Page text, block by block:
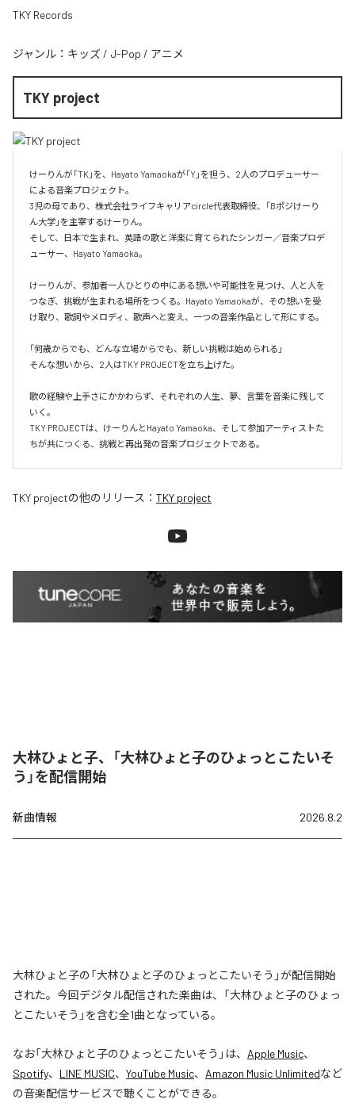
TKY Records
ジャンル： キッズ / J-Pop / アニメ
TKY project
けーりんが「TK」を、Hayato Yamaokaが「Y」を担う、2人のプロデューサー
による音楽プロジェクト。
3児の母であり、株式会社ライフキャリアcircle代表取締役、「Bポジけーり
ん大学」を主宰するけーりん。
そして、日本で生まれ、英語の歌と洋楽に育てられたシンガー／音楽プロデ
ューサー、Hayato Yamaoka。
けーりんが、参加者一人ひとりの中にある想いや可能性を見つけ、人と人を
つなぎ、挑戦が生まれる場所をつくる。Hayato Yamaokaが、その想いを受
け取り、歌詞やメロディ、歌声へと変え、一つの音楽作品として形にする。
「何歳からでも、どんな立場からでも、新しい挑戦は始められる」
そんな想いから、2人はTKY PROJECTを立ち上げた。
歌の経験や上手さにかかわらず、それぞれの人生、夢、言葉を音楽に残して
いく。
TKY PROJECTは、けーりんとHayato Yamaoka、そして参加アーティストた
ちが共につくる、挑戦と再出発の音楽プロジェクトである。
TKY projectの他のリリース： TKY project
大林ひょと子、「大林ひょと子のひょっとこたいそ
う」を配信開始
新曲情報 2026.8.2
大林ひょと子の「大林ひょと子のひょっとこたいそう」が配信開始
された。今回デジタル配信された楽曲は、「大林ひょと子のひょっ
とこたいそう」を含む全1曲となっている。
なお「大林ひょと子のひょっとこたいそう 」は、 Apple Music、
Spotify、 LINE MUSIC、 YouTube Music、 Amazon Music Unlimitedなど
の音楽配信サービスで聴くことができる。